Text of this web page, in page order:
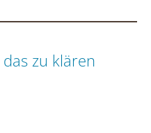
zu klären